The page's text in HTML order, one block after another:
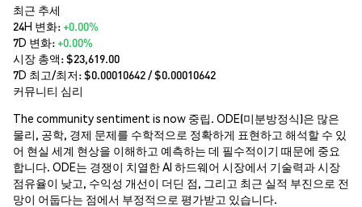
최근 추세
24H 변화:+0.00%
7D 변화:+0.00%
시장 총액:$23,619.00
7D 최고/최저: $0.00010642/ $0.00010642
커뮤니티 심리
The community sentiment is now 중립. ODE(미분방정식)은 많은
물리, 공학, 경제 문제를 수학적으로 정확하게 표현하고 해석할 수 있
어 현실 세계 현상을 이해하고 예측하는 데 필수적이기 때문에 중요
합니다. ODE는 경쟁이 치열한 AI 하드웨어 시장에서 기술력과 시장
점유율이 낮고, 수익성 개선이 더딘 점, 그리고 최근 실적 부진으로 전
망이 어둡다는 점에서 부정적으로 평가받고 있습니다.